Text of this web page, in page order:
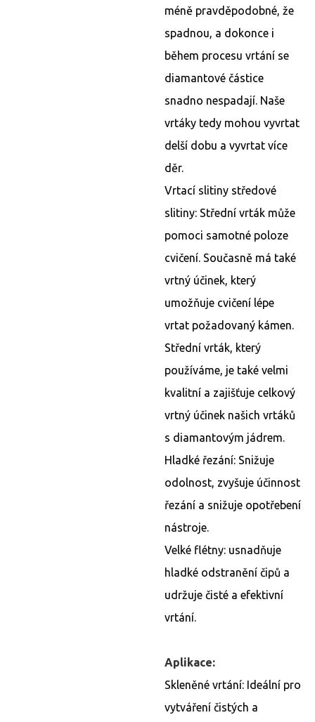
méně pravděpodobné, že
spadnou, a dokonce i
během procesu vrtání se
diamantové částice
snadno nespadají. Naše
vrtáky tedy mohou vyvrtat
delší dobu a vyvrtat více
děr.
Vrtací slitiny středové
slitiny: Střední vrták může
pomoci samotné poloze
cvičení. Současně má také
vrtný účinek, který
umožňuje cvičení lépe
vrtat požadovaný kámen.
Střední vrták, který
používáme, je také velmi
kvalitní a zajišťuje celkový
vrtný účinek našich vrtáků
s diamantovým jádrem.
Hladké řezání: Snižuje
odolnost, zvyšuje účinnost
řezání a snižuje opotřebení
nástroje.
Velké flétny: usnadňuje
hladké odstranění čipů a
udržuje čisté a efektivní
vrtání.
Aplikace:
Skleněné vrtání: Ideální pro
vytváření čistých a